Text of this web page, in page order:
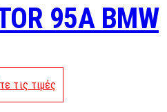
95A BMW
τις τιμές